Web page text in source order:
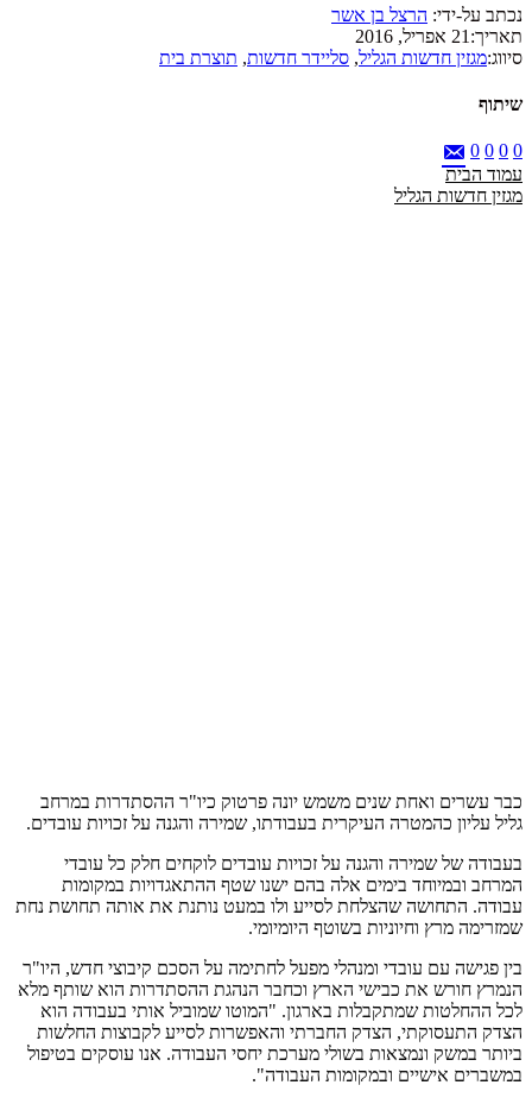
נכתב על-ידי: הרצל בן אשר
תאריך: 21 אפריל, 2016
סיווג:מגזין חדשות הגליל, סליידר חדשות, תוצרת בית
שיתוף
0
0
0
0
עמוד הבית
מגזין חדשות הגליל
כבר עשרים ואחת שנים משמש יונה פרטוק כיו"ר ההסתדרות במרחב
גליל עליון כהמטרה העיקרית בעבודתו, שמירה והגנה על זכויות עובדים.
בעבודה של שמירה והגנה על זכויות עובדים לוקחים חלק כל עובדי
המרחב ובמיוחד בימים אלה בהם ישנו שטף ההתאגדויות במקומות
עבודה. התחושה שהצלחת לסייע ולו במעט נותנת את אותה תחושת נחת
שמזרימה מרץ וחיוניות בשוטף היומיומי.
בין פגישה עם עובדי ומנהלי מפעל לחתימה על הסכם קיבוצי חדש, היו"ר
הנמרץ חורש את כבישי הארץ וכחבר הנהגת ההסתדרות הוא שותף מלא
לכל ההחלטות שמתקבלות בארגון. "המוטו שמוביל אותי בעבודה הוא
הצדק התעסוקתי, הצדק החברתי והאפשרות לסייע לקבוצות החלשות
ביותר במשק ונמצאות בשולי מערכת יחסי העבודה. אנו עוסקים בטיפול
במשברים אישיים ובמקומות העבודה".